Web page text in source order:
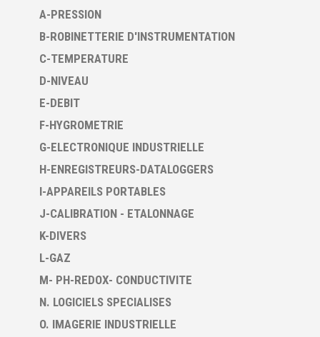
A-PRESSION
B-ROBINETTERIE D'INSTRUMENTATION
C-TEMPERATURE
D-NIVEAU
E-DEBIT
F-HYGROMETRIE
G-ELECTRONIQUE INDUSTRIELLE
H-ENREGISTREURS-DATALOGGERS
I-APPAREILS PORTABLES
J-CALIBRATION - ETALONNAGE
K-DIVERS
L-GAZ
M- PH-REDOX- CONDUCTIVITE
N. LOGICIELS SPECIALISES
O. IMAGERIE INDUSTRIELLE